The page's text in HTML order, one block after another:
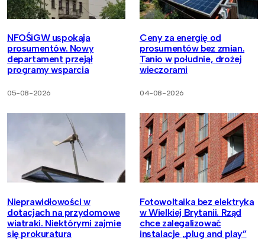
NFOŚiGW uspokaja
prosumentów. Nowy
departament przejął
programy wsparcia
05-08-2026
Ceny za energię od
prosumentów bez zmian.
Tanio w południe, drożej
wieczorami
04-08-2026
Nieprawidłowości w
dotacjach na przydomowe
wiatraki. Niektórymi zajmie
się prokuratura
Fotowoltaika bez elektryka
w Wielkiej Brytanii. Rząd
chce zalegalizować
instalacje „plug and play”